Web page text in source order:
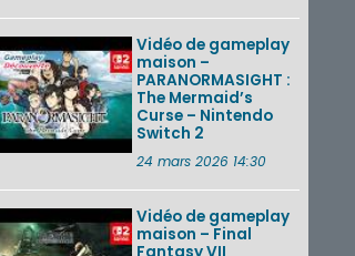
Vidéo de gameplay
maison –
PARANORMASIGHT :
The Mermaid’s
Curse – Nintendo
Switch 2
24 mars 2026 14:30
Vidéo de gameplay
maison – Final
Fantasy VII